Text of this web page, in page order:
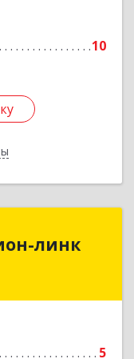
10
Подробнее
линк
5
линк